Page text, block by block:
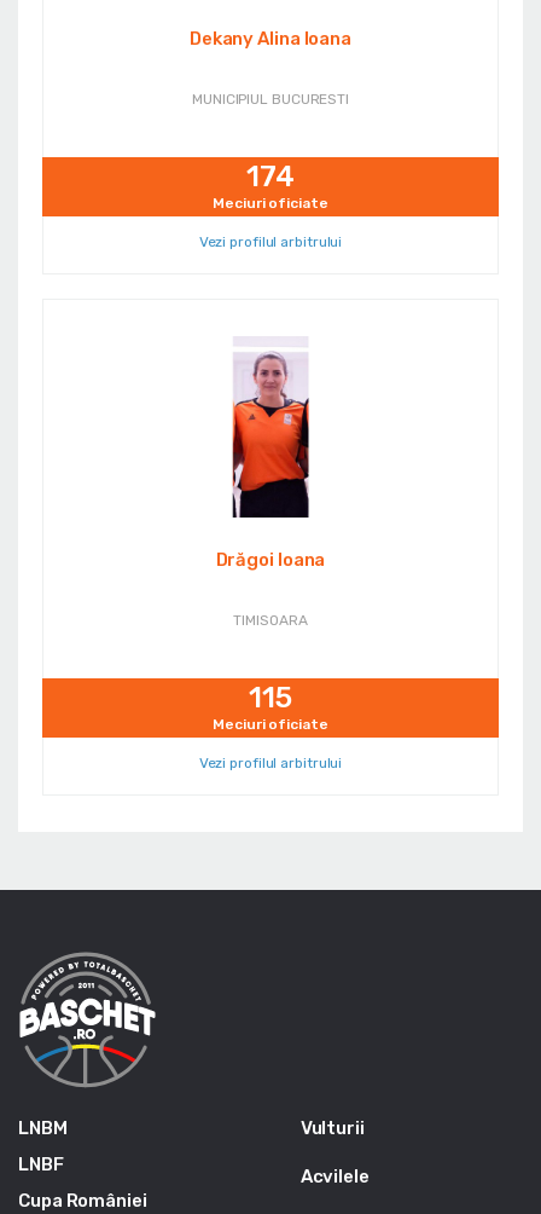
Dekany Alina Ioana
MUNICIPIUL BUCURESTI
174
Meciuri oficiate
Vezi profilul arbitrului
Drăgoi Ioana
TIMISOARA
115
Meciuri oficiate
Vezi profilul arbitrului
LNBM
LNBF
Cupa României
Vulturii
Acvilele